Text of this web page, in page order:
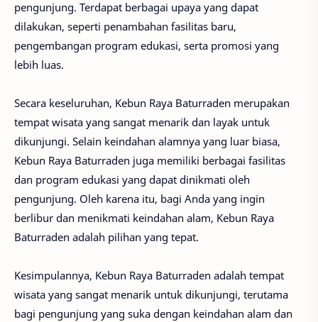
pengunjung. Terdapat berbagai upaya yang dapat
dilakukan, seperti penambahan fasilitas baru,
pengembangan program edukasi, serta promosi yang
lebih luas.
Secara keseluruhan, Kebun Raya Baturraden merupakan
tempat wisata yang sangat menarik dan layak untuk
dikunjungi. Selain keindahan alamnya yang luar biasa,
Kebun Raya Baturraden juga memiliki berbagai fasilitas
dan program edukasi yang dapat dinikmati oleh
pengunjung. Oleh karena itu, bagi Anda yang ingin
berlibur dan menikmati keindahan alam, Kebun Raya
Baturraden adalah pilihan yang tepat.
Kesimpulannya, Kebun Raya Baturraden adalah tempat
wisata yang sangat menarik untuk dikunjungi, terutama
bagi pengunjung yang suka dengan keindahan alam dan